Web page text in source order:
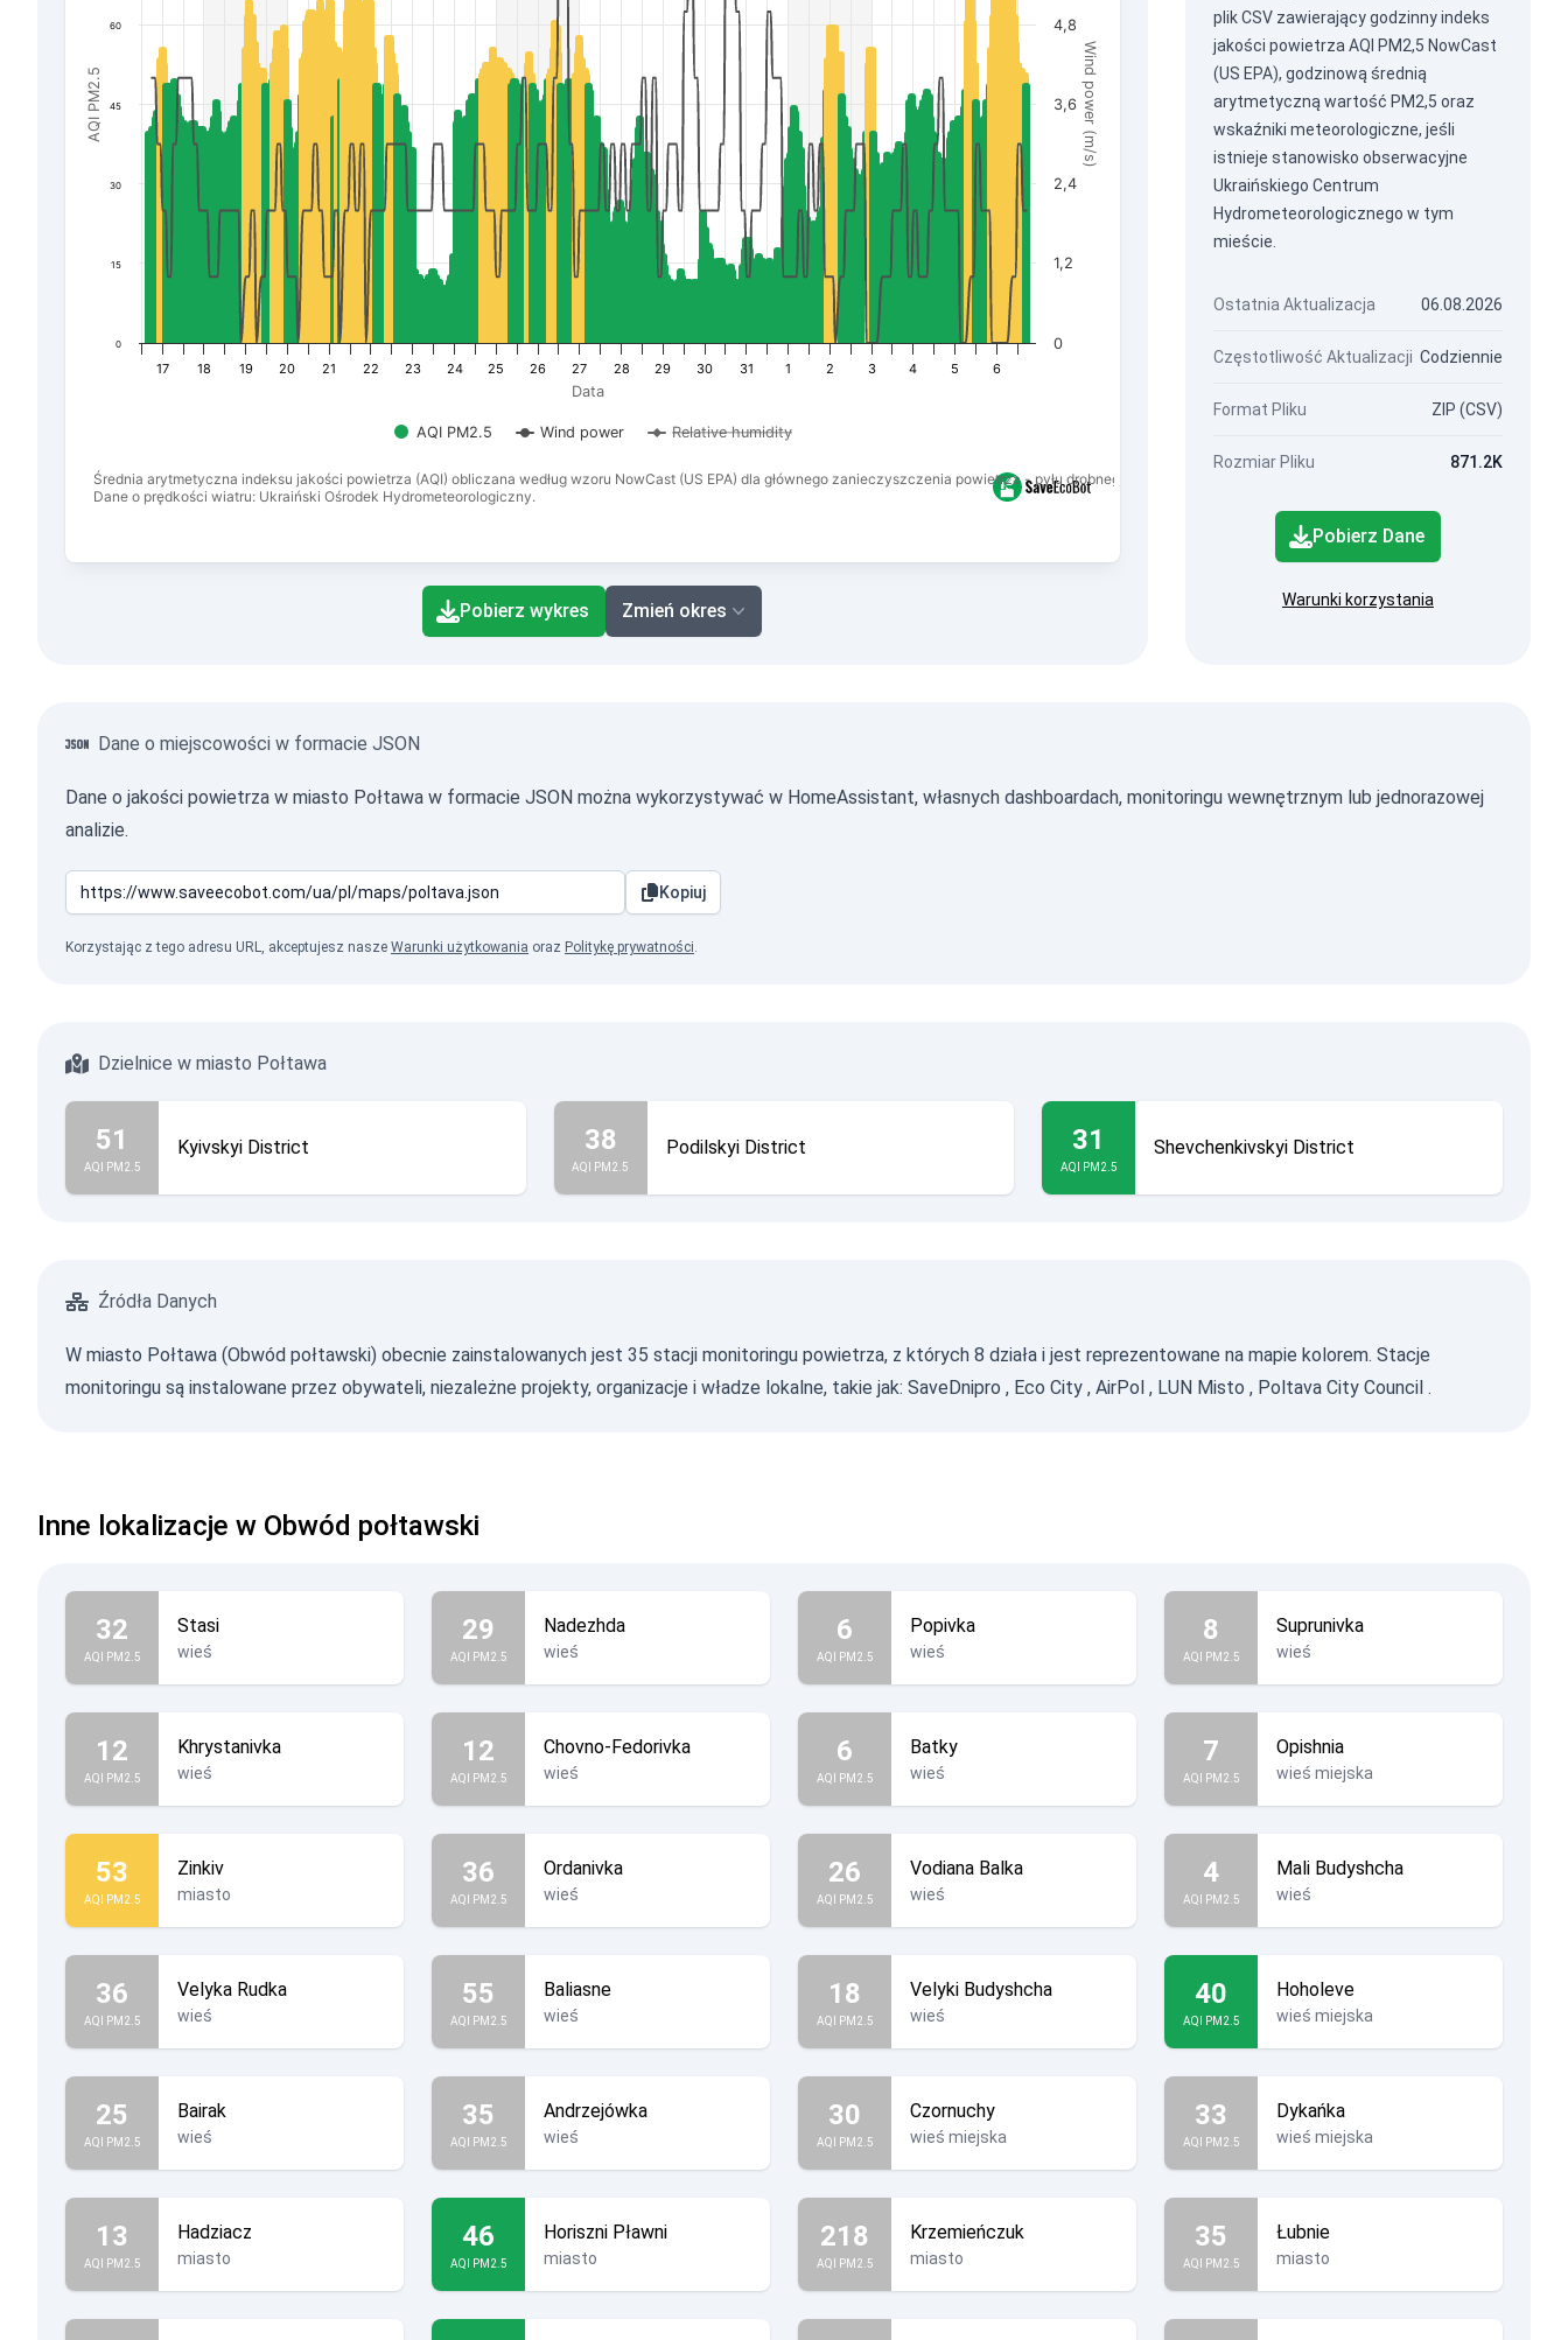
Średnia arytmetyczna indeksu jakości powietrza (AQI) obliczana według wzoru NowCast (US EPA) dla głównego zanieczyszczenia powietrza - pyłu drobnego frakcji PM2,5.
Dane o prędkości wiatru: Ukraiński Ośrodek Hydrometeorologiczny.
Data
AQI PM2.5 Wind power (m/s)
AQI PM2.5 Wind power Relative humidity
17 18 19 20 21 22 23 24 25 26 27 28 29 30 31 1 2 3 4 5 6
0
15
30
45
60
0
1,2
2,4
3,6
4,8
Pobierz wykres Zmień okres
plik CSV zawierający godzinny indeks
jakości powietrza AQI PM2,5 NowCast
(US EPA), godzinową średnią
arytmetyczną wartość PM2,5 oraz
wskaźniki meteorologiczne, jeśli
istnieje stanowisko obserwacyjne
Ukraińskiego Centrum
Hydrometeorologicznego w tym
mieście.
Ostatnia Aktualizacja 06.08.2026
Częstotliwość Aktualizacji Codziennie
Format Pliku ZIP (CSV)
Rozmiar Pliku 871.2K
Pobierz Dane
Warunki korzystania
Dane o miejscowości w formacie JSON
Dane o jakości powietrza w miasto Połtawa w formacie JSON można wykorzystywać w HomeAssistant, własnych dashboardach, monitoringu wewnętrznym lub jednorazowej
analizie.
Kopiuj
Korzystając z tego adresu URL, akceptujesz nasze Warunki użytkowania oraz Politykę prywatności.
Dzielnice w miasto Połtawa
51
AQI PM2.5
Kyivskyi District 38
AQI PM2.5
Podilskyi District 31
AQI PM2.5
Shevchenkivskyi District
Źródła Danych
W miasto Połtawa (Obwód połtawski) obecnie zainstalowanych jest 35 stacji monitoringu powietrza, z których 8 działa i jest reprezentowane na mapie kolorem. Stacje
monitoringu są instalowane przez obywateli, niezależne projekty, organizacje i władze lokalne, takie jak: SaveDnipro , Eco City , AirPol , LUN Misto , Poltava City Council .
Inne lokalizacje w Obwód połtawski
32
AQI PM2.5
Stasi
wieś
29
AQI PM2.5
Nadezhda
wieś
6
AQI PM2.5
Popivka
wieś
8
AQI PM2.5
Suprunivka
wieś
12
AQI PM2.5
Khrystanivka
wieś
12
AQI PM2.5
Chovno-Fedorivka
wieś
6
AQI PM2.5
Batky
wieś
7
AQI PM2.5
Opishnia
wieś miejska
53
AQI PM2.5
Zinkiv
miasto
36
AQI PM2.5
Ordanivka
wieś
26
AQI PM2.5
Vodiana Balka
wieś
4
AQI PM2.5
Mali Budyshcha
wieś
36
AQI PM2.5
Velyka Rudka
wieś
55
AQI PM2.5
Baliasne
wieś
18
AQI PM2.5
Velyki Budyshcha
wieś
40
AQI PM2.5
Hoholeve
wieś miejska
25
AQI PM2.5
Bairak
wieś
35
AQI PM2.5
Andrzejówka
wieś
30
AQI PM2.5
Czornuchy
wieś miejska
33
AQI PM2.5
Dykańka
wieś miejska
13
AQI PM2.5
Hadziacz
miasto
46
AQI PM2.5
Horiszni Pławni
miasto
218
AQI PM2.5
Krzemieńczuk
miasto
35
AQI PM2.5
Łubnie
miasto